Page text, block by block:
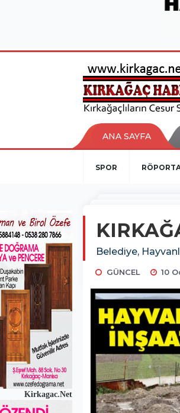
ANA SAYFA
SPOR
Belediye,
GÜNCEL 10
Kirkagac.Net